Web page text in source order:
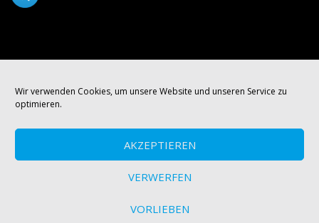
Wir verwenden Cookies, um unsere Website und unseren Service zu
optimieren.
AKZEPTIEREN
VERWERFEN
VORLIEBEN